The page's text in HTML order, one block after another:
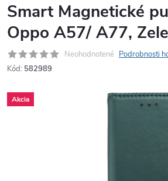
Smart Magnetické
Oppo A57/ A77,
Neohodnotené Podrobnosti
Kód: 582989
Akcia